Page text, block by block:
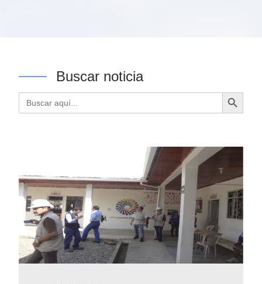
Buscar noticia
Buscar: Botón de búsqueda